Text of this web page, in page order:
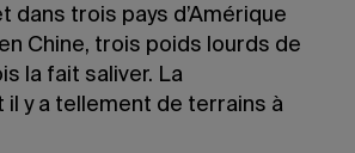
trois pays d’Amérique
Chine, trois poids lourds de
la fait saliver. La
y a tellement de terrains à